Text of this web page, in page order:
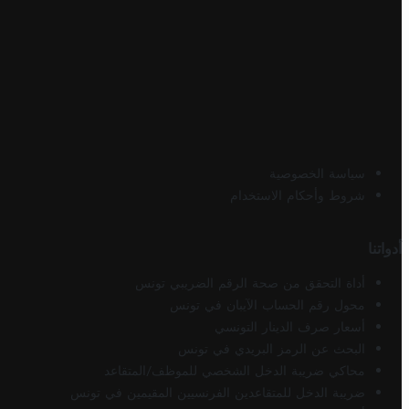
سياسة الخصوصية
شروط وأحكام الاستخدام
أدواتنا
أداة التحقق من صحة الرقم الضريبي تونس
محول رقم الحساب الآيبان في تونس
أسعار صرف الدينار التونسي
البحث عن الرمز البريدي في تونس
محاكي ضريبة الدخل الشخصي للموظف/المتقاعد
ضريبة الدخل للمتقاعدين الفرنسيين المقيمين في تونس